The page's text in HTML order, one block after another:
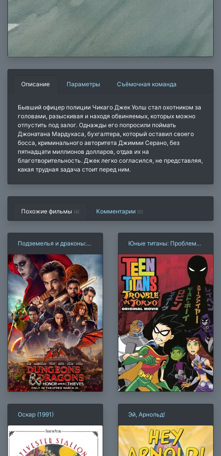
Описание Параметры Съёмочная команда
Бывший офицер полиции Чикаго Джек Уолш стал охотником за
головами, разыскивая и находя обвиняемых, которых можно
отпустить под залог. Однажды его попросили поймать
Джонатана Мардукаса, бухгалтера, который оставил своего
босса, криминального авторитета Джимми Серано, без
пятнадцати миллионов долларов, отдав их на
благотворительность. Джек легко согласился, не представляя,
какая трудная задача стоит перед ним.
Похожие фильмы (4) Комментарии (0)
Подземелья и драконы:
Юные титаны: Проблемы
Оскар (1991) Эй, Арнольд!